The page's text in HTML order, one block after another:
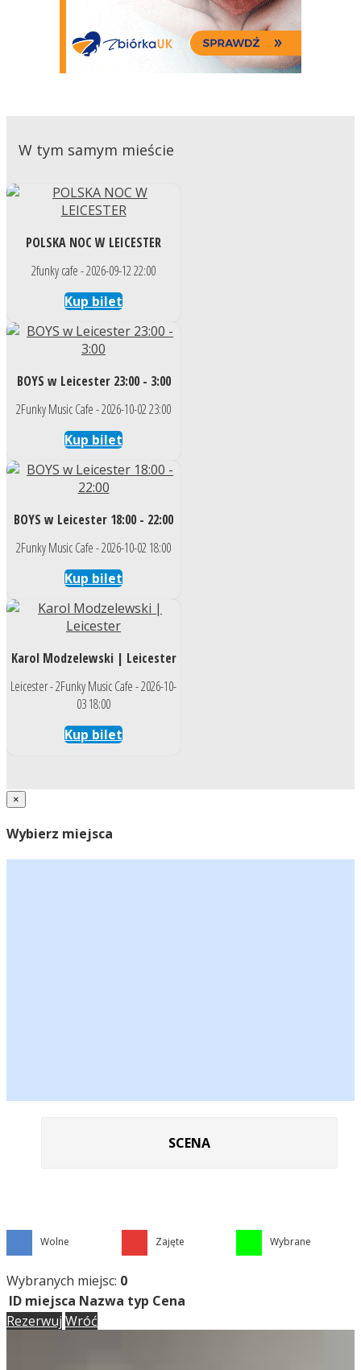
W tym samym mieście
POLSKA NOC W LEICESTER
2funky cafe - 2026-09-12 22:00
Kup bilet
BOYS w Leicester 23:00 - 3:00
2Funky Music Cafe - 2026-10-02 23:00
Kup bilet
BOYS w Leicester 18:00 - 22:00
2Funky Music Cafe - 2026-10-02 18:00
Kup bilet
Karol Modzelewski | Leicester
Leicester - 2Funky Music Cafe - 2026-10-
03 18:00
Kup bilet
×
Wybierz miejsca
SCENA
Wolne Zajęte Wybrane
Wybranych miejsc: 0
ID miejsca Nazwa typ Cena
Rezerwuj Wróć